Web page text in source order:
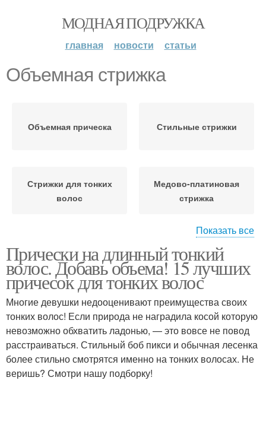
МОДНАЯ ПОДРУЖКА
главная новости статьи
Объемная стрижка
Объемная прическа Стильные стрижки
Стрижки для тонких
волос
Медово-платиновая
стрижка
Короткая стрижка
Стрижка для тонких
волос
Короткие стрижки Стрижки для тонких и
Показать все
Прически на длинный тонкий
волос. Добавь объема! 15 лучших
причесок для тонких волос
Многие девушки недооценивают преимущества своих
тонких волос! Если природа не наградила косой которую
невозможно обхватить ладонью, — это вовсе не повод
расстраиваться. Стильный боб пикси и обычная лесенка
более стильно смотрятся именно на тонких волосах. Не
веришь? Смотри нашу подборку!